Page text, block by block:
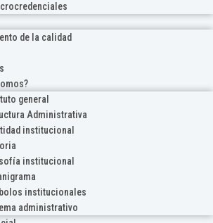
de la calidad
general
Administrativa
institucional
institucional
institucionales
administrativo